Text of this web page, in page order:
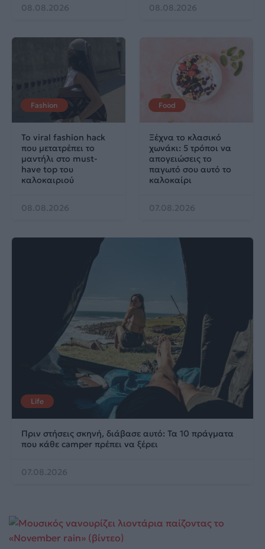
08.08.2026 08.08.2026
Fashion
Το viral fashion hack
που μετατρέπει το
μαντήλι στο must-
have top του
καλοκαιριού
08.08.2026
Food
Ξέχνα το κλασικό
χωνάκι: 5 τρόποι να
απογειώσεις το
παγωτό σου αυτό το
καλοκαίρι
07.08.2026
Life
Πριν στήσεις σκηνή, διάβασε αυτό: Τα 10 πράγματα
που κάθε camper πρέπει να ξέρει
07.08.2026